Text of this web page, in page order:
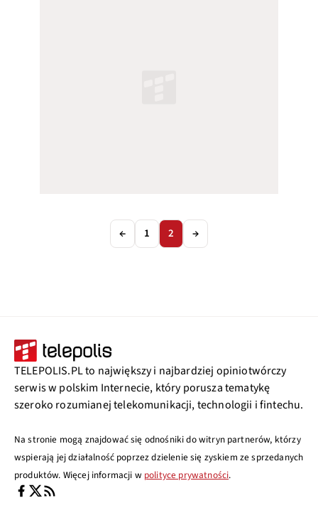
← 1 2 →
TELEPOLIS.PL to największy i najbardziej opiniotwórczy
serwis w polskim Internecie, który porusza tematykę
szeroko rozumianej telekomunikacji, technologii i fintechu.
Na stronie mogą znajdować się odnośniki do witryn partnerów, którzy
wspierają jej działalność poprzez dzielenie się zyskiem ze sprzedanych
produktów. Więcej informacji w polityce prywatności.